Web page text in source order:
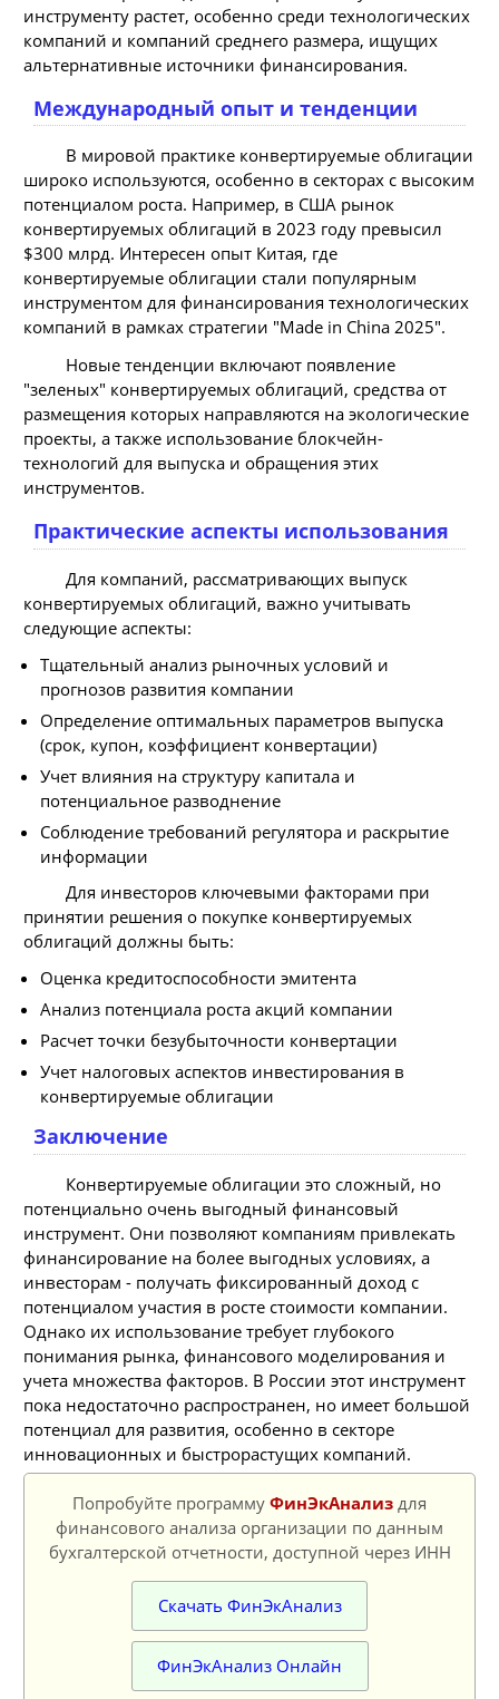
инструменту растет, особенно среди технологических
компаний и компаний среднего размера, ищущих
альтернативные источники финансирования.
Международный опыт и тенденции
В мировой практике конвертируемые облигации
широко используются, особенно в секторах с высоким
потенциалом роста. Например, в США рынок
конвертируемых облигаций в 2023 году превысил
$300 млрд. Интересен опыт Китая, где
конвертируемые облигации стали популярным
инструментом для финансирования технологических
компаний в рамках стратегии "Made in China 2025".
Новые тенденции включают появление
"зеленых" конвертируемых облигаций, средства от
размещения которых направляются на экологические
проекты, а также использование блокчейн-
технологий для выпуска и обращения этих
инструментов.
Практические аспекты использования
Для компаний, рассматривающих выпуск
конвертируемых облигаций, важно учитывать
следующие аспекты:
Тщательный анализ рыночных условий и
прогнозов развития компании
Определение оптимальных параметров выпуска
(срок, купон, коэффициент конвертации)
Учет влияния на структуру капитала и
потенциальное разводнение
Соблюдение требований регулятора и раскрытие
информации
Для инвесторов ключевыми факторами при
принятии решения о покупке конвертируемых
облигаций должны быть:
Оценка кредитоспособности эмитента
Анализ потенциала роста акций компании
Расчет точки безубыточности конвертации
Учет налоговых аспектов инвестирования в
конвертируемые облигации
Заключение
Конвертируемые облигации это сложный, но
потенциально очень выгодный финансовый
инструмент. Они позволяют компаниям привлекать
финансирование на более выгодных условиях, а
инвесторам - получать фиксированный доход с
потенциалом участия в росте стоимости компании.
Однако их использование требует глубокого
понимания рынка, финансового моделирования и
учета множества факторов. В России этот инструмент
пока недостаточно распространен, но имеет большой
потенциал для развития, особенно в секторе
инновационных и быстрорастущих компаний.
Попробуйте программу ФинЭкАнализ для
финансового анализа организации по данным
бухгалтерской отчетности, доступной через ИНН
Скачать ФинЭкАнализ
ФинЭкАнализ Онлайн